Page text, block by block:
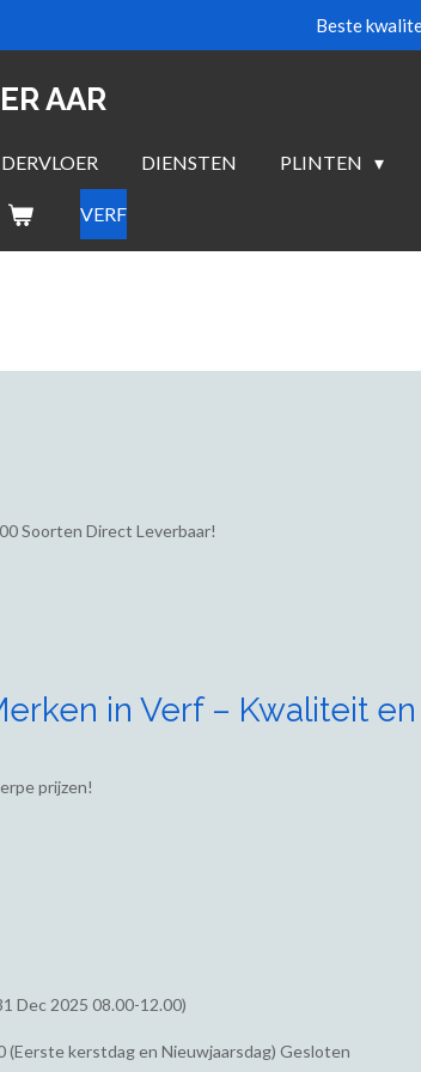
Beste
AAR
DIENSTEN PLINTEN
VERF
Soorten Direct Leverbaar!
in Verf – Kwaliteit
prijzen!
Dec 2025 08.00-12.00)
(Eerste kerstdag en Nieuwjaarsdag) Gesloten